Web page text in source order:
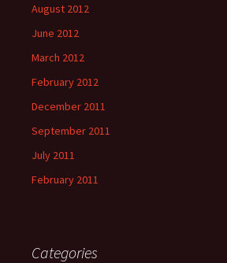
August 2012
June 2012
March 2012
February 2012
December 2011
September 2011
July 2011
February 2011
Categories